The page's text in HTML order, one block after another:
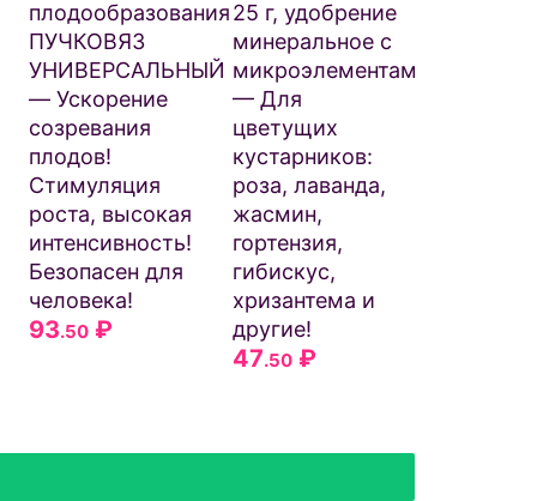
плодообразования
ПУЧКОВЯЗ
УНИВЕРСАЛЬНЫЙ
— Ускорение
созревания
плодов!
Стимуляция
роста, высокая
интенсивность!
Безопасен для
человека!
93.50₽
25 г, удобрение
минеральное с
микроэлементами
— Для
цветущих
кустарников:
роза, лаванда,
жасмин,
гортензия,
гибискус,
хризантема и
другие!
47.50₽